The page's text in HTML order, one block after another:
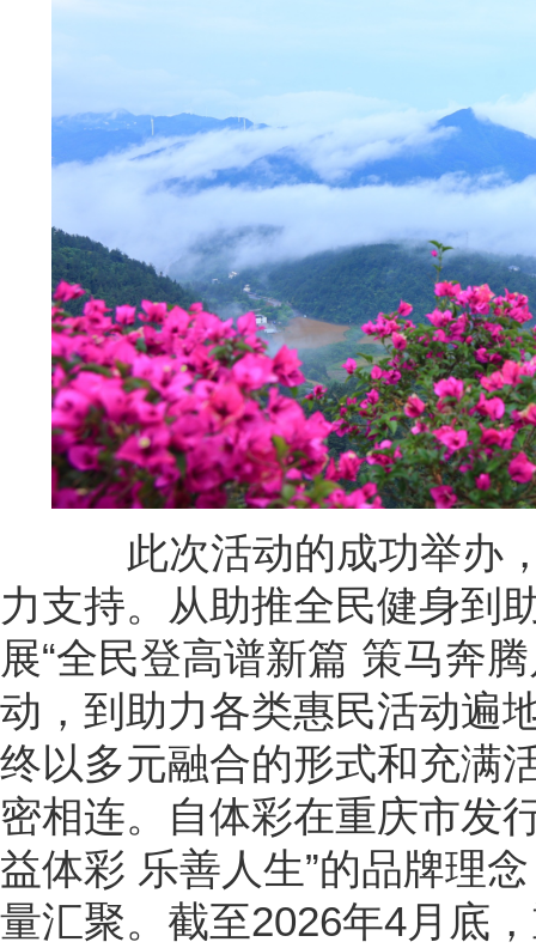
此次活动的成功举办，
力支持。从助推全民健身到
展“全民登高谱新篇 策马奔
动，到助力各类惠民活动遍
终以多元融合的形式和充满
密相连。自体彩在重庆市发
益体彩 乐善人生”的品牌理
量汇聚。截至2026年4月底